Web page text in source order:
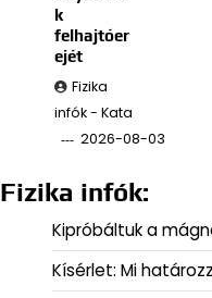
k
felhajtóer
ejét
Fizika
infók - Kata
2026-08-03
Fizika infók:
Kipróbáltuk a
Kísérlet: Mi